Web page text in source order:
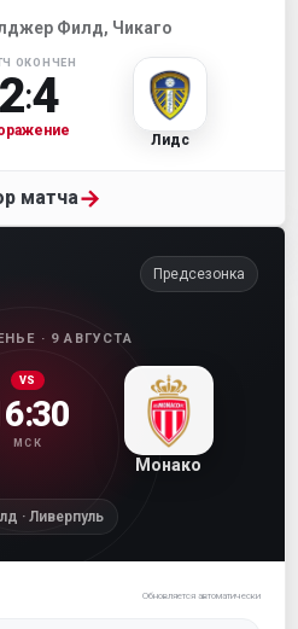
Филд, Чикаго
ОКОНЧЕН
2:4
Лидс
матча→
Предсезонка
· 9 АВГУСТА
VS
МСК
Монако
· Ливерпуль
Обновляется автоматически